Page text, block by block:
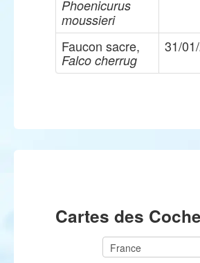
Phoenicurus
moussieri
Faucon sacre,
Falco cherrug
31/
Cartes des